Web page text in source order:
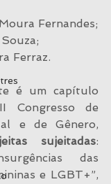
Fernandes;
Ferraz.
é um capítulo
Congresso de
e de Gênero,
sujeitadas:
das
e LGBT+”,